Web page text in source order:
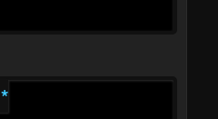
*